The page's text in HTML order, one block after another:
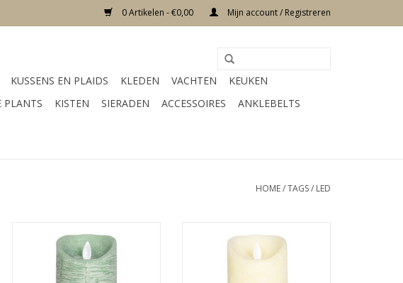
0 Artikelen - €0,00 Mijn account / Registreren
KUSSENS EN PLAIDS KLEDEN VACHTEN
KEUKEN
PLANTS KISTEN SIERADEN ACCESSOIRES
ANKLEBELTS
HOME/TAGS/ LED
Kleur mint
TOEVOEGEN AAN WINKELWAGEN
Kleur creme
TOEVOEGEN AAN WINKELWAGEN